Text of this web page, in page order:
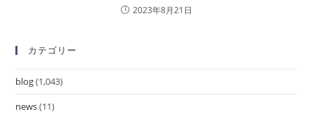
2023年8月21日
カテゴリー
blog(1,043)
news(11)